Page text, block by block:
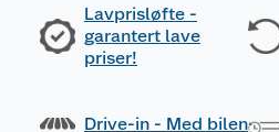
Lavprisløfte -
garantert lave
priser!
Drive-in - Med bilen